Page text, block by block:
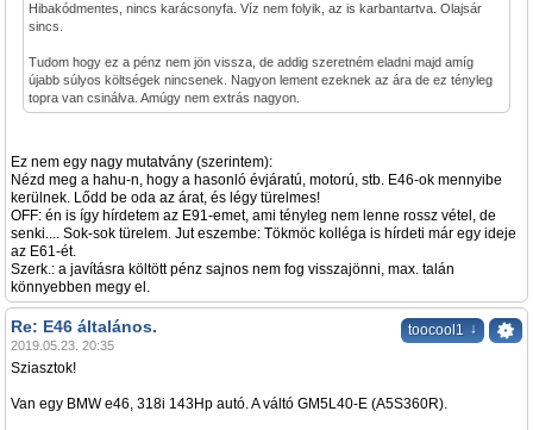
Hibakódmentes, nincs karácsonyfa. Víz nem folyik, az is karbantartva. Olajsár
sincs.
Tudom hogy ez a pénz nem jön vissza, de addig szeretném eladni majd amíg
újabb súlyos költségek nincsenek. Nagyon lement ezeknek az ára de ez tényleg
topra van csinálva. Amúgy nem extrás nagyon.
Ez nem egy nagy mutatvány (szerintem):
Nézd meg a hahu-n, hogy a hasonló évjáratú, motorú, stb. E46-ok mennyibe
kerülnek. Lődd be oda az árat, és légy türelmes!
OFF: én is így hírdetem az E91-emet, ami tényleg nem lenne rossz vétel, de
senki.... Sok-sok türelem. Jut eszembe: Tökmöc kolléga is hírdeti már egy ideje
az E61-ét.
Szerk.: a javításra költött pénz sajnos nem fog visszajönni, max. talán
könnyebben megy el.
toocool1 ↓
Re: E46 általános.
2019.05.23. 20:35
Sziasztok!
Van egy BMW e46, 318i 143Hp autó. A váltó GM5L40-E (A5S360R).